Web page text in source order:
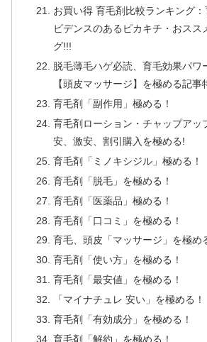
お買い得 育毛剤比較ランキング
ビデンスのあるピカキチ・おスス
グ!!!
脱毛薄毛ハゲ必読、育毛効果パワ
【頭皮マッサージ】を極める記事
育毛剤「副作用」極める！
育毛剤ローション・チャップアッ
安、激安、割引購入を極める!
育毛剤「ミノキシジル」極める！
育毛剤「脱毛」を極める！
育毛剤「医薬品」極める！
育毛剤「口コミ」を極める！
育毛、頭皮「マッサージ」を極め
育毛剤「使い方」を極める！
育毛剤「最安値」を極める！
「マイナチュレ 安い」を極める！
育毛剤「有効成分」を極める！
育毛剤「解約」を極める！